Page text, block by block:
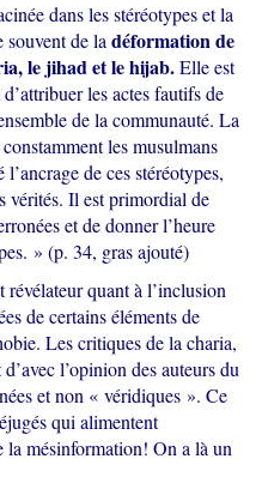
dans les stéréotypes et la
souvent de ladéformation de
le jihad et le hijab.Elle est
les actes fautifs de
de la communauté. La
les musulmans
de ces stéréotypes,
vérités. Il est primordial de
et de donner l’heure
» (p. 34, gras ajouté)
révélateur quant à l’inclusion
de certains éléments de
Les critiques de la charia,
l’opinion des auteurs du
et non « véridiques ». Ce
qui alimentent
la mésinformation! On a là un